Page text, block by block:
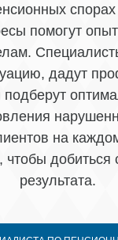
помогут
дадут
подберут
на
чтобы добиться
результата.